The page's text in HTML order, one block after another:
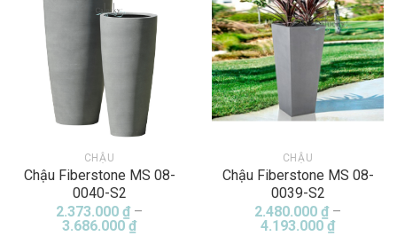
CHẬU
Chậu Fiberstone MS 08-
0040-S2
2.373.000 ₫ –
3.686.000 ₫Khoảng
CHẬU
Chậu Fiberstone MS 08-
0039-S2
2.480.000 ₫ –
4.193.000 ₫Khoảng